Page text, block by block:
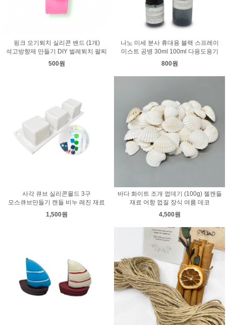
핑크 모기퇴치 실리콘 밴드 (1개)
석고방향제 만들기 DIY 벌레퇴치 팔찌
500원
나노 미세 분사 휴대용 블랙 스프레이
미스트 공병 30ml 100ml 다용도용기
800원
사각 큐브 실리콘몰드 3구
모스큐브만들기 캔들 비누 레진 재료
1,500원
바다 화이트 조개 껍데기 (100g) 젤캔들
재료 어항 껍질 장식 여름 데코
4,500원